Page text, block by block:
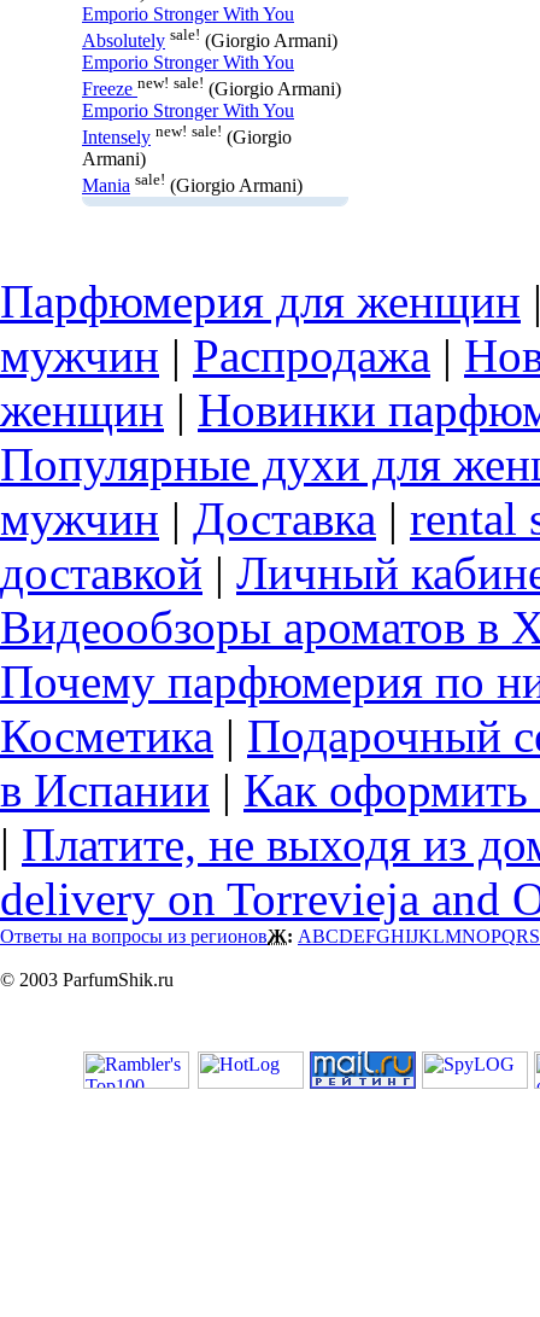
Emporio Stronger With You
Absolutely sale! (Giorgio Armani)
Emporio Stronger With You
Freeze new! sale! (Giorgio Armani)
Emporio Stronger With You
Intensely new! sale! (Giorgio
Armani)
Mania sale! (Giorgio Armani)
Парфюмерия для женщин
мужчин | Распродажа |
женщин | Новинки
Популярные духи для
мужчин | Доставка | rental
доставкой | Личный
Видеообзоры ароматов в
Почему парфюмерия по
Косметика | Подарочный
в Испании | Как оформить
| Платите, не выходя из
delivery on Torrevieja and
Ответы на вопросы из регионовЖ: ABCDEFGHIJKLMNOPQRS
© 2003 ParfumShik.ru